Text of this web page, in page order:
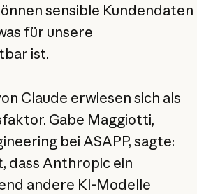
sensible Kundendaten
für unsere
ist.
Claude erwiesen sich als
Gabe Maggiotti,
bei ASAPP, sagte:
dass Anthropic ein
andere KI-Modelle